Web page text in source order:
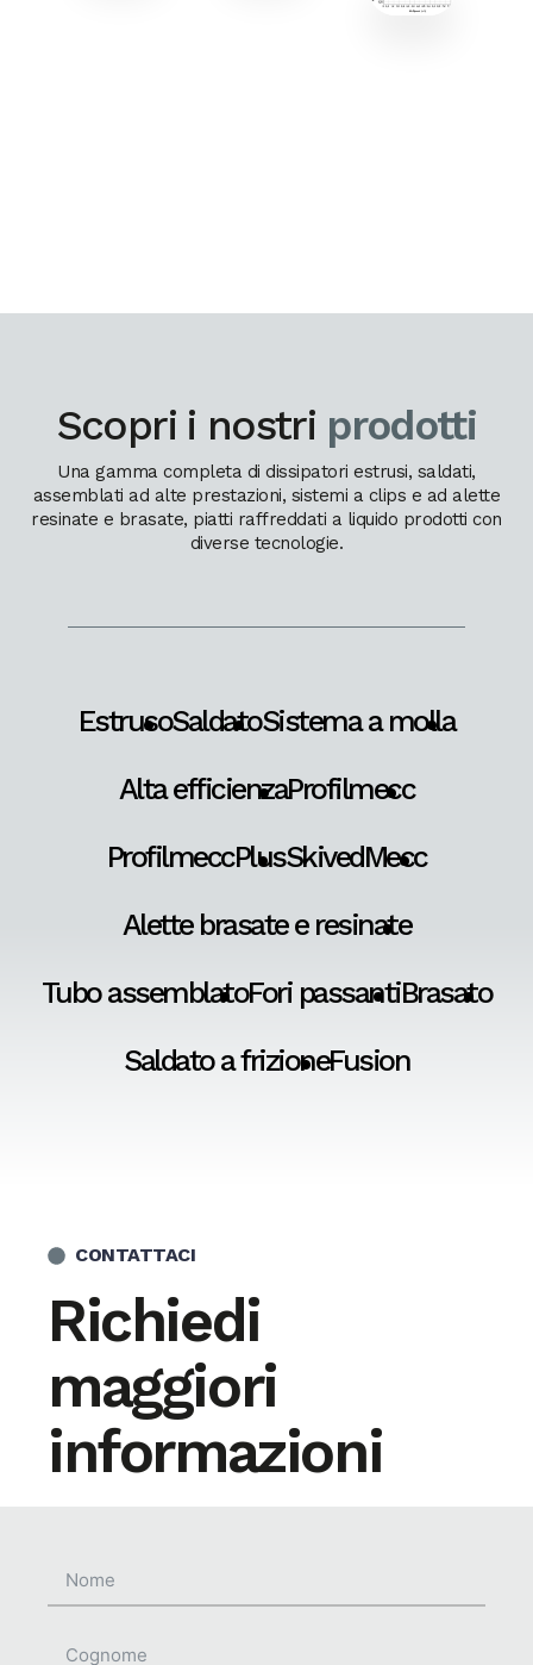
Scopri i nostri prodotti
Una gamma completa di dissipatori estrusi, saldati,
assemblati ad alte prestazioni, sistemi a clips e ad alette
resinate e brasate, piatti raffreddati a liquido prodotti con
diverse tecnologie.
EstrusoSaldatoSistema a molla
Alta efficienzaProfilmecc
ProfilmeccPlusSkivedMecc
Alette brasate e resinate
Tubo assemblatoFori passantiBrasato
Saldato a frizioneFusion
CONTATTACI
Richiedi
maggiori
informazioni